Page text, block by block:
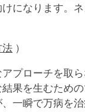
になります。
法 ）
プローチを取
果を生むため
一瞬で万病を